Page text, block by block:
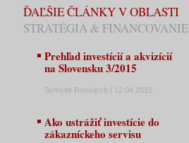
ĎAĽŠIE ČLÁNKY V OBLASTI
STRATÉGIA & FINANCOVANIE
Prehľad investícií a akvizícií
na Slovensku 3/2015
Symsite Research | 12.04.2015
Ako ustrážiť investície do
zákazníckeho servisu